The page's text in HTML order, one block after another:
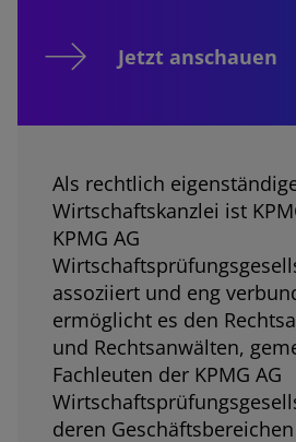
Jetzt anschauen
Als rechtlich
Wirtschaftskanzlei ist
KPMG AG
assoziiert und eng
ermöglicht es den
und Rechtsanwälten,
Fachleuten der KPMG AG
deren